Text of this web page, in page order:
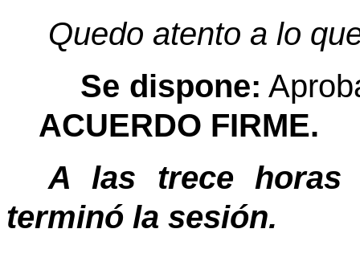
Quedo atento a lo
Se dispone:
ACUERDO FIRME.
A las trece horas
terminó la sesión.